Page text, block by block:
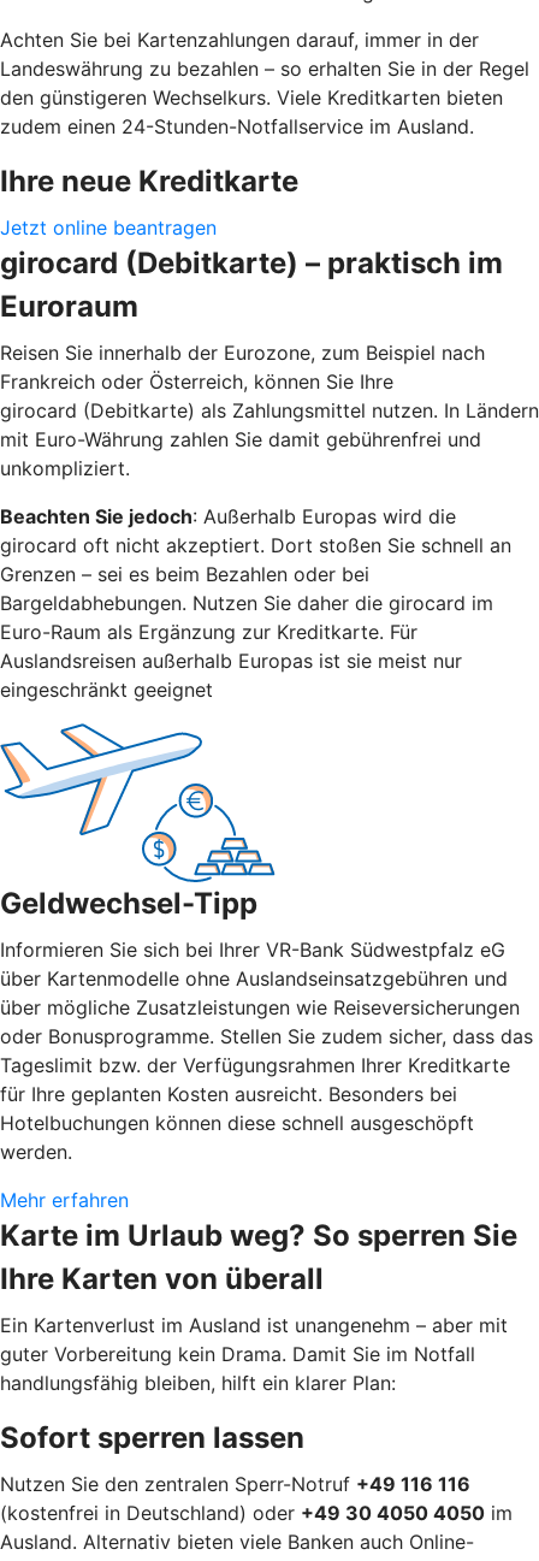
Achten Sie bei Kartenzahlungen darauf, immer in der
Landeswährung zu bezahlen – so erhalten Sie in der Regel
den günstigeren Wechselkurs. Viele Kreditkarten bieten
zudem einen 24-Stunden-Notfallservice im Ausland.
Ihre neue Kreditkarte
Jetzt online beantragen
girocard (Debitkarte) – praktisch im
Euroraum
Reisen Sie innerhalb der Eurozone, zum Beispiel nach
Frankreich oder Österreich, können Sie Ihre
girocard (Debitkarte) als Zahlungsmittel nutzen. In Ländern
mit Euro-Währung zahlen Sie damit gebührenfrei und
unkompliziert.
Beachten Sie jedoch: Außerhalb Europas wird die
girocard oft nicht akzeptiert. Dort stoßen Sie schnell an
Grenzen – sei es beim Bezahlen oder bei
Bargeldabhebungen. Nutzen Sie daher die girocard im
Euro-Raum als Ergänzung zur Kreditkarte. Für
Auslandsreisen außerhalb Europas ist sie meist nur
eingeschränkt geeignet
Geldwechsel-Tipp
Informieren Sie sich bei Ihrer VR-Bank Südwestpfalz eG
über Kartenmodelle ohne Auslandseinsatzgebühren und
über mögliche Zusatzleistungen wie Reiseversicherungen
oder Bonusprogramme. Stellen Sie zudem sicher, dass das
Tageslimit bzw. der Verfügungsrahmen Ihrer Kreditkarte
für Ihre geplanten Kosten ausreicht. Besonders bei
Hotelbuchungen können diese schnell ausgeschöpft
werden.
Mehr erfahren
Karte im Urlaub weg? So sperren Sie
Ihre Karten von überall
Ein Kartenverlust im Ausland ist unangenehm – aber mit
guter Vorbereitung kein Drama. Damit Sie im Notfall
handlungsfähig bleiben, hilft ein klarer Plan:
Sofort sperren lassen
Nutzen Sie den zentralen Sperr-Notruf +49 116 116
(kostenfrei in Deutschland) oder +49 30 4050 4050 im
Ausland. Alternativ bieten viele Banken auch Online-